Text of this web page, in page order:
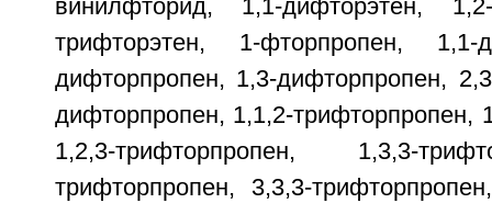
винилфторид, 1,1-дифторэтен,
трифторэтен, 1-фторпропен, 1,1-
дифторпропен, 1,3-дифторпропен,
дифторпропен, 1,1,2-трифторпропен,
1,2,3-трифторпропен, 1,3,3-
трифторпропен, 3,3,3-